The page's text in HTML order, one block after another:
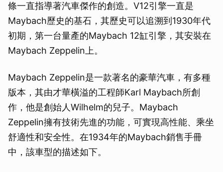
條一直指導著汽車傑作的創造。V12引擎一直是
Maybach歷史的基石，其歷史可以追溯到1930年代
初期，第一台量產的Maybach 12缸引擎，其安裝在
Maybach Zeppelin上。
Maybach Zeppelin是一款著名的豪華汽車，有多種
版本，其由才華橫溢的工程師Karl Maybach所創
作，他是創始人Wilhelm的兒子。Maybach
Zeppelin擁有技術先進的功能，可實現高性能、乘坐
舒適性和安全性。在1934年的Maybach銷售手冊
中，該車型的描述如下。